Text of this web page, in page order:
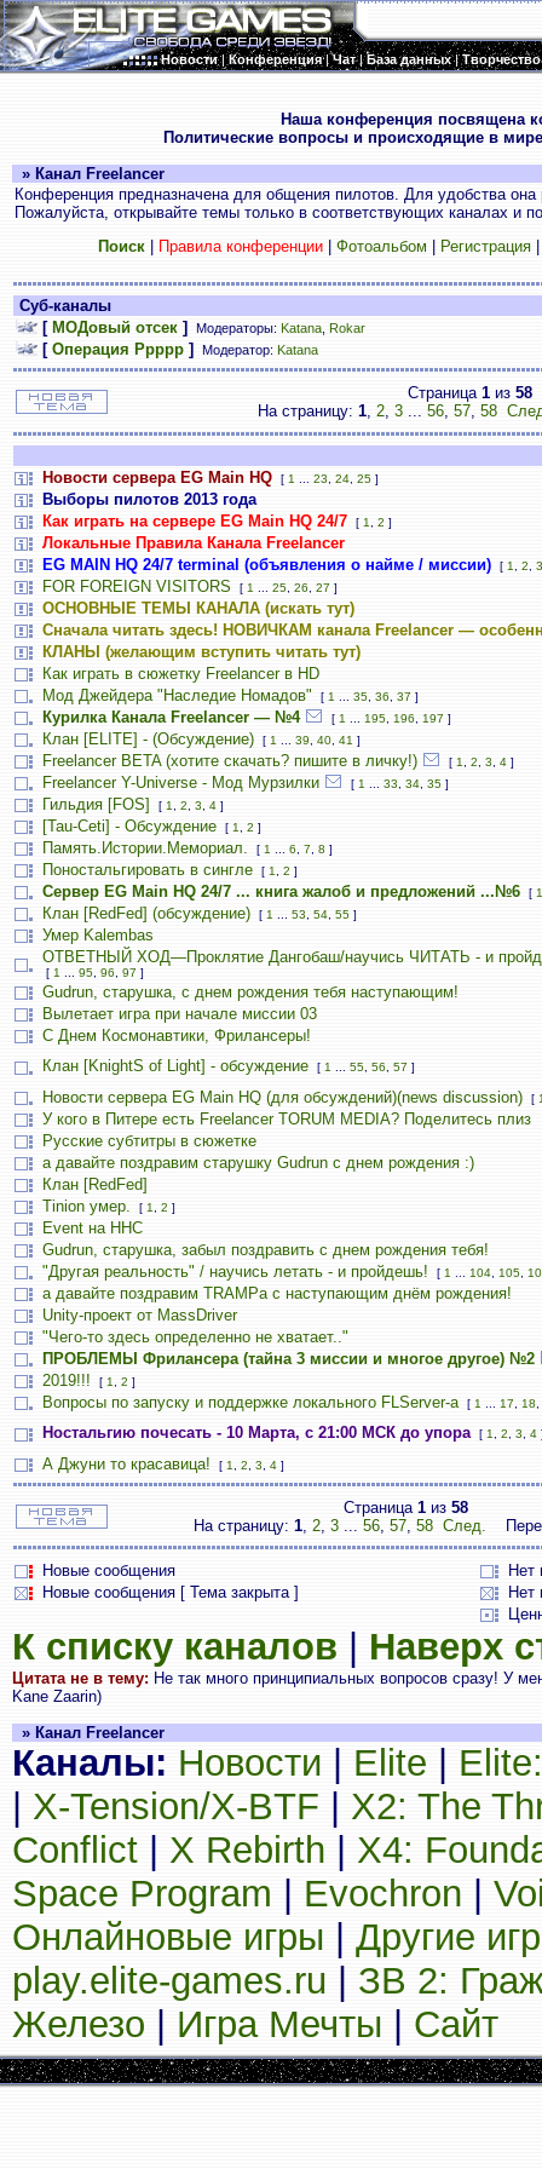
Новости|Конференция|Чат|База данных|Творчество
Наша конференция посвящена
Политические вопросы и происходящие в
» Канал Freelancer
Конференция предназначена для общения пилотов. Для удобства
Пожалуйста, открывайте темы только в соответствующих каналах и
Поиск| Правила конференции| Фотоальбом Регистрация
Суб-каналы
[ МОДовый отсек ] Модераторы: Katana Rokar
[ Операция Ррррр ] Модератор: Katana
Страница 1из 58
На страницу: 1, 2, 3 ... 56, 57, 58
Новости сервера EG Main HQ [ 1 23 24 25 ]
Выборы пилотов 2013 года
Как играть на сервере EG Main HQ 24/7
[ 1 2 ]
Локальные Правила Канала Freelancer
EG MAIN HQ 24/7 terminal (объявления о найме / миссии)
[ 1 2 3
FOR FOREIGN VISITORS [ 1 25 26 27 ]
ОСНОВНЫЕ ТЕМЫ КАНАЛА (искать тут)
Сначала читать здесь! НОВИЧКАМ канала Freelancer —
КЛАНЫ (желающим вступить читать тут)
Как играть в сюжетку Freelancer в HD
Мод Джейдера "Наследие Номадов"
[ 1 35 36 37 ]
Курилка Канала Freelancer — №4 [ 1 195 196 197 ]
Клан [ELITE] - (Обсуждение) [ 1 39 40 41 ]
Freelancer BETA (хотите скачать? пишите в личку!) [ 1 2 3 4 ]
Freelancer Y-Universe - Мод Мурзилки [ 1 33 34 35 ]
Гильдия [FOS] [ 1 2 3 4 ]
[Tau-Ceti] - Обсуждение [ 1 2 ]
Память.Истории.Мемориал. [ 1 6 7 8 ]
Поностальгировать в сингле [ 1 2 ]
Сервер EG Main HQ 24/7 ... книга жалоб и предложений ...№6 [ 1
Клан [RedFed] (обсуждение) [ 1 53 54 55 ]
Умер Kalembas
ОТВЕТНЫЙ ХОД—Проклятие Дангобаш/научись ЧИТАТЬ - и
[ 1 95 96 97 ]
Gudrun, старушка, с днем рождения тебя наступающим!
Вылетает игра при начале миссии 03
С Днем Космонавтики, Фрилансеры!
Клан [KnightS of Light] - обсуждение
[ 1 55 56 57 ]
Новости сервера EG Main HQ (для обсуждений)(news discussion) [
У кого в Питере есть Freelancer TORUM MEDIA? Поделитесь плиз
Русские субтитры в сюжетке
а давайте поздравим старушку Gudrun с днем рождения :)
Клан [RedFed]
Tinion умер.
[ 1 2 ]
Event на HHC
Gudrun, старушка, забыл поздравить с днем рождения тебя!
"Другая реальность" / научись летать - и пройдешь!
[ 1 104 105
а давайте поздравим TRAMPа с наступающим днём рождения!
Unity-проект от MassDriver
"Чего-то здесь определенно не хватает.."
ПРОБЛЕМЫ Фрилансера (тайна 3 миссии и многое другое) №2
2019!!!
[ 1 2 ]
Вопросы по запуску и поддержке локального FLServer-a [ 1 17 18
Ностальгию почесать - 10 Марта, с 21:00 МСК до упора [ 1 2 3 4
А Джуни то красавица! [ 1 2 3 4 ]
Страница 1из 58
На страницу: 1, 2, 3 ... 56, 57, 58 След.
Новые сообщения
Нет
Новые сообщения [ Тема закрыта ]
Нет
К списку каналов Наверх
Цитата не в тему: Не так много принципиальных вопросов сразу! У
Kane Zaarin)
» Канал Freelancer
Каналы: Новости Elite
X-Tension/X-BTF
X2: The
Conflict
X Rebirth
X4:
Space Program
Evochron
Онлайновые игры
Другие
play.elite-games.ru
ЗВ 2:
Железо
Игра Мечты Сайт